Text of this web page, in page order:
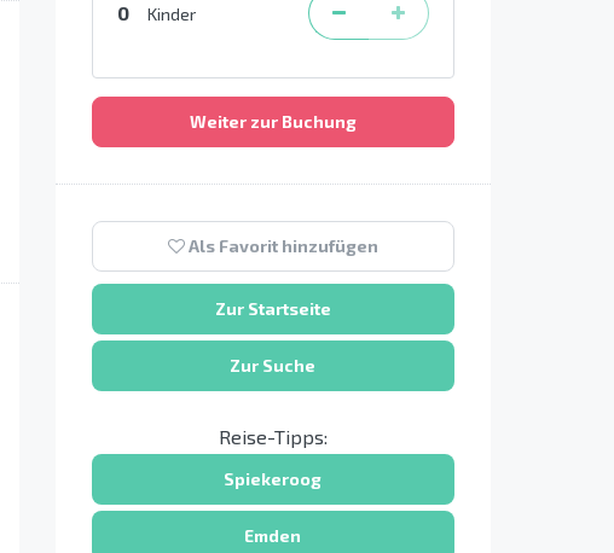
0 Kinder
Weiter zur Buchung
Als Favorit hinzufügen
Zur Startseite
Zur Suche
Reise-Tipps:
Spiekeroog
Emden